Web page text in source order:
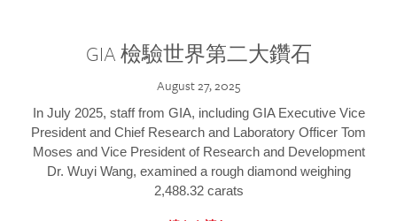
GIA 檢驗世界第二大鑽石
August 27, 2025
In July 2025, staff from GIA, including GIA Executive Vice
President and Chief Research and Laboratory Officer Tom
Moses and Vice President of Research and Development
Dr. Wuyi Wang, examined a rough diamond weighing
2,488.32 carats